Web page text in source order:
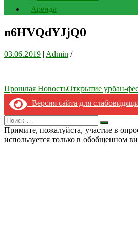
Аренда
n6HVQdYJjQ0
03.06.2019 | Admin /
Навигация
по
записям
Прошлая НовостьОткрытие урбан-
Версия сайта для
Search
for:
Искать
Примите, пожалуйста, участие в
используется только в обобщенном